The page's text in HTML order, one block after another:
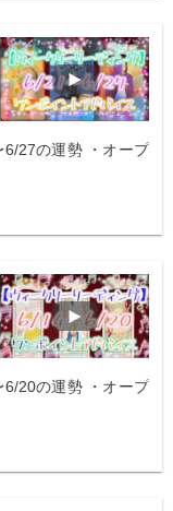
6/27の運勢 ・オープ
6/20の運勢 ・オープ